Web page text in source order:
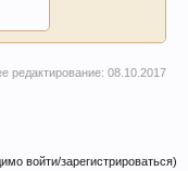
редактирование: 08.10.2017
войти/зарегистрироваться)